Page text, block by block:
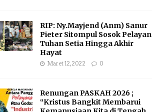
RIP: Ny.Mayjend (Anm) Sanur
Pieter Sitompul Sosok Pelayan
Tuhan Setia Hingga Akhir
Hayat
Maret 12, 2022 0
Renungan PASKAH 2026 ;
“Kristus Bangkit Membarui